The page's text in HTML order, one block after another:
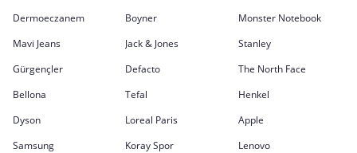
Dermoeczanem
Boyner
Monster Notebook
Mavi Jeans
Jack & Jones
Stanley
Gürgençler
Defacto
The North Face
Bellona
Tefal
Henkel
Dyson
Loreal Paris
Apple
Samsung
Koray Spor
Lenovo